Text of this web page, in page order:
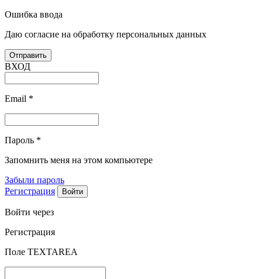
Ошибка ввода
Даю согласие на обработку персональных данных
ВХОД
Email *
Пароль *
Запомнить меня на этом компьютере
Забыли пароль
Регистрация
Войти через
Регистрация
Поле TEXTAREA